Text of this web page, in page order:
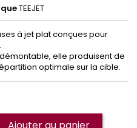
TEEJET
à jet plat conçues pour
elle produisent de
optimale sur la cible.